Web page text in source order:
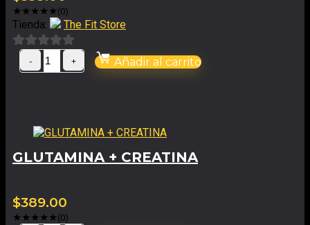
★★★★★(0)
Tienda: The Fit Store
de
Añadir al carrito
GLUTAMINA + CREATINA
$389.00
★★★★★(0)